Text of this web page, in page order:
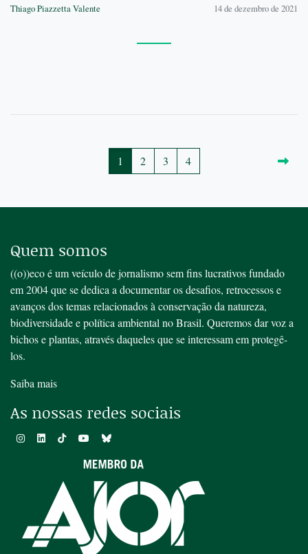
Thiago Piazzetta Valente 14 de dezembro de 2021
1 2 3 4
Quem somos
((o))eco é um veículo de jornalismo sem fins lucrativos fundado
em 2004 que se dedica a documentar os desafios, retrocessos e
avanços dos temas relacionados à conservação da natureza,
biodiversidade e política ambiental no Brasil. Queremos dar voz a
bichos e plantas, através daqueles que se interessam em protegê-
los.
Saiba mais
As nossas redes sociais